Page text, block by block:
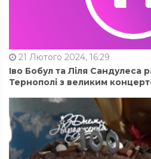
21 Лютого 2024, 16:29
Іво Бобул та Ліля Сандулеса
Тернополі з великим